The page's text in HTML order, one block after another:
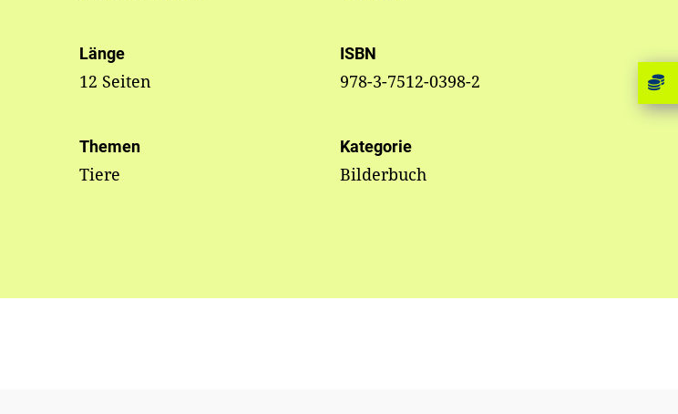
Länge
12 Seiten
ISBN
978-3-7512-0398-2
Themen
Tiere
Kategorie
Bilderbuch